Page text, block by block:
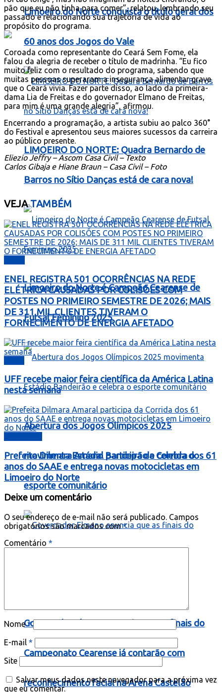
Limoeiro do Norte conquista o título geral dos
60 anos dos Jogos do Vale
LIMOEIRO DO NORTE: Quadra Bernardo de
Barros no Sítio Danças está de cara nova!
Limoeiro do Norte é Campeão Cearense de
Futsal Feminino 2025
Abertura dos Jogos Olímpicos 2025
movimenta Estádio Bandeirão e celebra o
esporte comunitário
Governador Elmano anuncia que as finais do
Campeonato Cearense já contarão com
reconhecimento facial na Arena Castelão
pão que eu não tinha para comer”, relatou, lembrando seu
passado e relacionando sua trajetória de vida ao
propósito do programa.
Coroada como representante do Ceará Sem Fome, ela
falou da alegria de receber o título de madrinha. “Eu fico
muito feliz com o resultado do programa, sabendo que
muitas pessoas superaram a insegurança alimentar grave
que o Ceará vivia. Fazer parte disso, ao lado da primeira-
dama Lia de Freitas e do governador Elmano de Freitas,
para mim é uma grande alegria”, afirmou.
Encerrando a programação, a artista subiu ao palco 360°
do Festival e apresentou seus maiores sucessos da carreira
ao público presente.
Eliezio Jeffry – Ascom Casa Civil – Texto
Carlos Gibaja e Hiane Braun – Casa Civil – Foto
VEJATAMBÉM
ENEL REGISTRA 501 OCORRÊNCIAS NA REDE
ELÉTRICA CAUSADAS POR COLISÕES COM
POSTES NO PRIMEIRO SEMESTRE DE 2026; MAIS
DE 311 MIL CLIENTES TIVERAM O
FORNECIMENTO DE ENERGIA AFETADO
UFF recebe maior feira científica da América Latina
nesta semana
Prefeita Dilmara Amaral participa da Corrida dos 61
anos do SAAE e entrega novas motocicletas em
Limoeiro do Norte
Deixe um comentário
O seu endereço de e-mail não será publicado. Campos
obrigatórios são marcados com*
Comentário *
Nome*
E-mail *
Site
Salvar meus dados neste navegador para a próxima vez
que eu comentar.